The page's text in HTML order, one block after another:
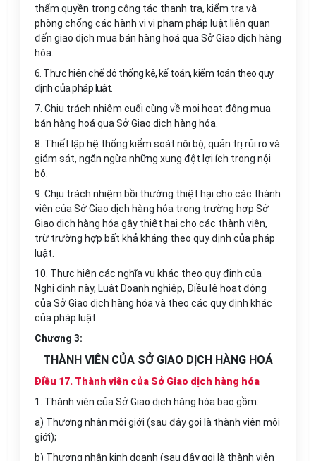
thẩm quyền trong công tác thanh tra, kiểm tra và
phòng chống các hành vi vi phạm pháp luật liên quan
đến giao dịch mua bán hàng hoá qua Sở Giao dịch hàng
hóa.
6. Thực hiện chế độ thống kê, kế toán, kiểm toán theo quy
định của pháp luật.
7. Chịu trách nhiệm cuối cùng về mọi hoạt động mua
bán hàng hoá qua Sở Giao dịch hàng hóa.
8. Thiết lập hệ thống kiểm soát nội bộ, quản trị rủi ro và
giám sát, ngăn ngừa những xung đột lợi ích trong nội
bộ.
9. Chịu trách nhiệm bồi thường thiệt hại cho các thành
viên của Sở Giao dịch hàng hóa trong trường hợp Sở
Giao dịch hàng hóa gây thiệt hại cho các thành viên,
trừ trường hợp bất khả kháng theo quy định của pháp
luật.
10. Thực hiện các nghĩa vụ khác theo quy định của
Nghị định này, Luật Doanh nghiệp, Điều lệ hoạt động
của Sở Giao dịch hàng hóa và theo các quy định khác
của pháp luật.
Chương 3:
THÀNH VIÊN CỦA SỞ GIAO DỊCH HÀNG HOÁ
Điều 17. Thành viên của Sở Giao dịch hàng hóa
1. Thành viên của Sở Giao dịch hàng hóa bao gồm:
a) Thương nhân môi giới (sau đây gọi là thành viên môi
giới);
b) Thương nhân kinh doanh (sau đây gọi là thành viên